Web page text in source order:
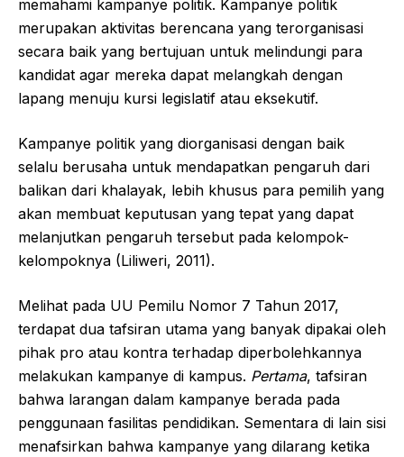
memahami kampanye politik. Kampanye politik
merupakan aktivitas berencana yang terorganisasi
secara baik yang bertujuan untuk melindungi para
kandidat agar mereka dapat melangkah dengan
lapang menuju kursi legislatif atau eksekutif.
Kampanye politik yang diorganisasi dengan baik
selalu berusaha untuk mendapatkan pengaruh dari
balikan dari khalayak, lebih khusus para pemilih yang
akan membuat keputusan yang tepat yang dapat
melanjutkan pengaruh tersebut pada kelompok-
kelompoknya (Liliweri, 2011).
Melihat pada UU Pemilu Nomor 7 Tahun 2017,
terdapat dua tafsiran utama yang banyak dipakai oleh
pihak pro atau kontra terhadap diperbolehkannya
melakukan kampanye di kampus. Pertama, tafsiran
bahwa larangan dalam kampanye berada pada
penggunaan fasilitas pendidikan. Sementara di lain sisi
menafsirkan bahwa kampanye yang dilarang ketika